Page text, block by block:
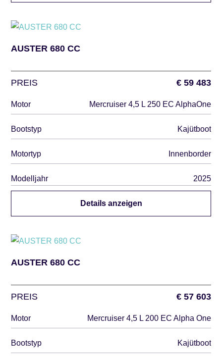
AUSTER 680 CC
PREIS € 59 483
Motor Mercruiser 4,5 L 250 EC AlphaOne
Bootstyp Kajütboot
Motortyp Innenborder
Modelljahr 2025
Details anzeigen
AUSTER 680 CC
PREIS € 57 603
Motor Mercruiser 4,5 L 200 EC Alpha One
Bootstyp Kajütboot